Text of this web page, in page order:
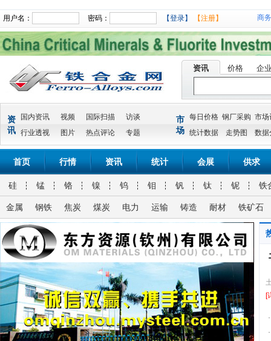
用户名： 密码： 【登录】 【注册】 商
资讯 价格 企
资
讯
国内资讯 视频 国际扫描
访谈
行业透视
图片 热点评论 专题
市
场
每日价格 钢厂采购 市场
统计数据
走势图 数据
首页 行情 资讯 统计 会展 供求
硅 锰 铬 镍 钨 钼 钒 钛 铌 铁
金属 钢铁 焦炭 煤炭 电力 运输 铸造 耐材 铁矿石
[
·
·